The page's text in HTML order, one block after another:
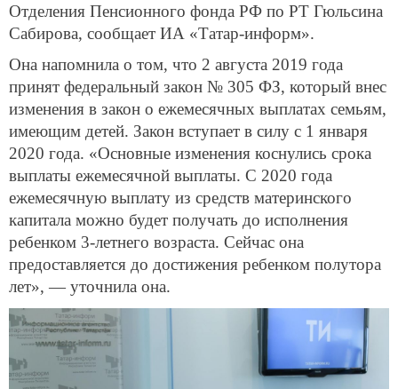
Отделения Пенсионного фонда РФ по РТ Гюльсина
Сабирова, сообщает ИА «Татар-информ».
Она напомнила о том, что 2 августа 2019 года
принят федеральный закон № 305 ФЗ, который внес
изменения в закон о ежемесячных выплатах семьям,
имеющим детей. Закон вступает в силу с 1 января
2020 года. «Основные изменения коснулись срока
выплаты ежемесячной выплаты. С 2020 года
ежемесячную выплату из средств материнского
капитала можно будет получать до исполнения
ребенком 3-летнего возраста. Сейчас она
предоставляется до достижения ребенком полутора
лет», — уточнила она.